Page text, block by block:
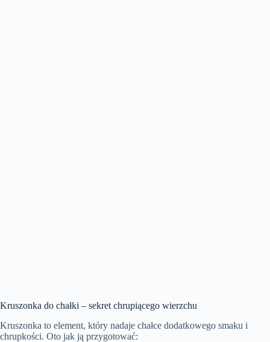
Kruszonka do chałki – sekret chrupiącego wierzchu
Kruszonka to element, który nadaje chałce dodatkowego smaku i
chrupkości. Oto jak ją przygotować: